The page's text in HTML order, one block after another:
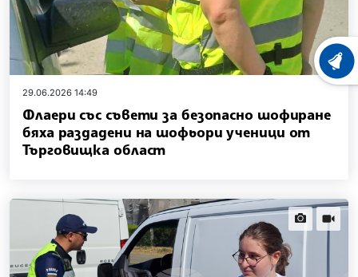
29.06.2026 14:49
Флаери със съвети за безопасно шофиране
бяха раздадени на шофьори ученици от
Търговищка област
news.images